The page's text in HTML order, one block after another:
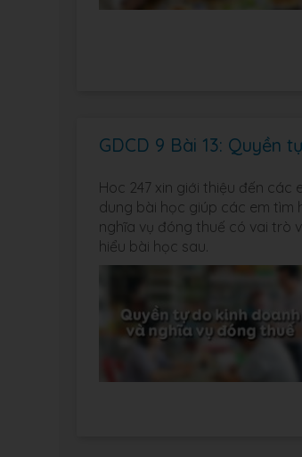
GDCD 9 Bài 13: Quyền
Hoc 247 xin giới thiệu đến các
dung bài học giúp các em tìm
nghĩa vụ đóng thuế có vai trò
hiểu bài học sau.